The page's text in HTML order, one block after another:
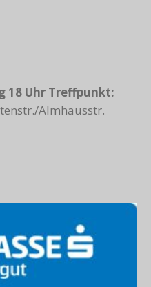
18 Uhr Treffpunkt:
Almhausstr.